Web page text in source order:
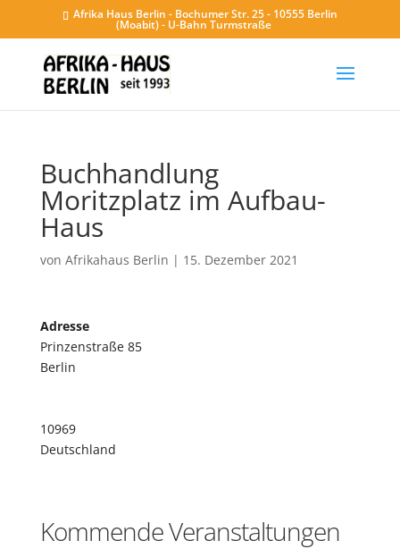
Afrika Haus Berlin - Bochumer Str. 25 - 10555 Berlin
(Moabit) - U-Bahn Turmstraße
Buchhandlung
Moritzplatz im Aufbau-
Haus
von Afrikahaus Berlin | 15. Dezember 2021
Adresse
Prinzenstraße 85
Berlin
10969
Deutschland
Kommende Veranstaltungen